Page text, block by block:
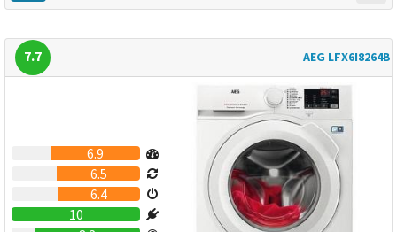
AEG LFX6I8264B
7.7
6.9
6.5
6.4
10